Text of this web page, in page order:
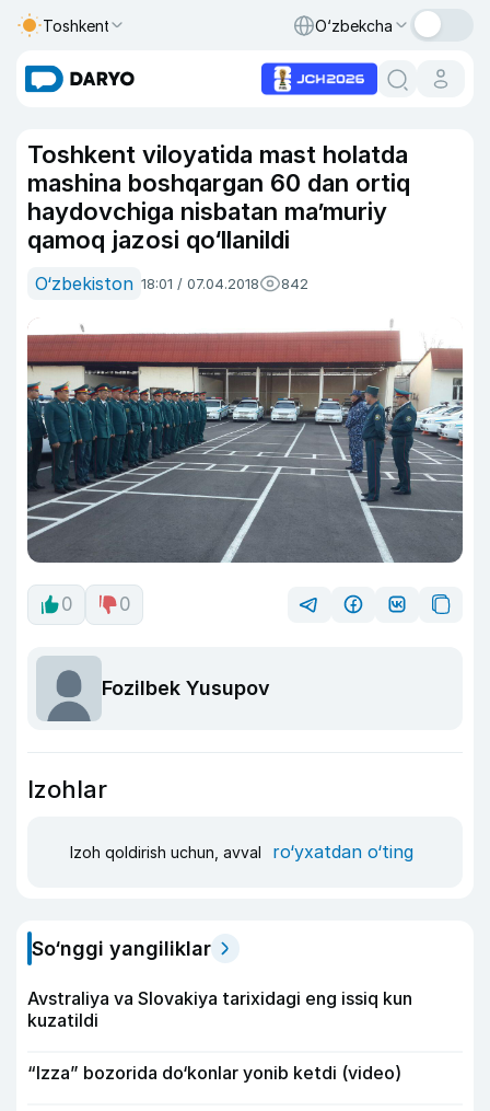
Toshkent O‘zbekcha
Toshkent viloyatida mast holatda
mashina boshqargan 60 dan ortiq
haydovchiga nisbatan ma’muriy
qamoq jazosi qo‘llanildi
O‘zbekiston 18:01 / 07.04.2018 842
0 0
Fozilbek Yusupov
Izohlar
Izoh qoldirish uchun, avval ro‘yxatdan o‘ting
So‘nggi yangiliklar
Avstraliya va Slovakiya tarixidagi eng issiq kun
kuzatildi
“Izza” bozorida do‘konlar yonib ketdi (video)